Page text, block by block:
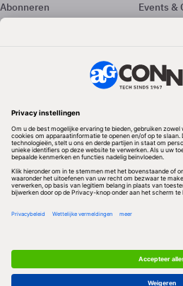
Abonneren
Adverteren
Events &
Volg ons
Redactionele partner
Algemene Voorwaarden & Copyrights